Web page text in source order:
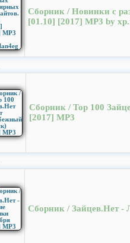
Сборник / Новинки с
[01.10] [2017] MP3 by
Сборник / Top 100
[2017] MP3
Сборник / Зайцев.Нет -